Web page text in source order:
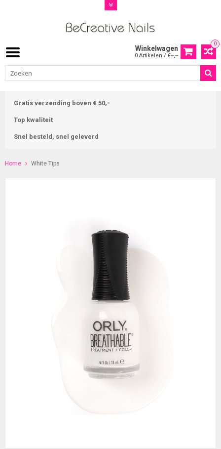
0
Winkelwagen
0 Artikelen / €--,--
Gratis verzending boven € 50,-
Top kwaliteit
Snel besteld, snel geleverd
Home White Tips